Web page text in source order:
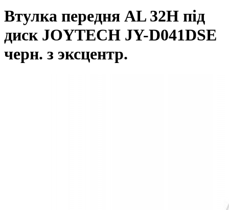
Втулка передня AL 32H під
диск JOYTECH JY-D041DSE
черн. з эксцентр.